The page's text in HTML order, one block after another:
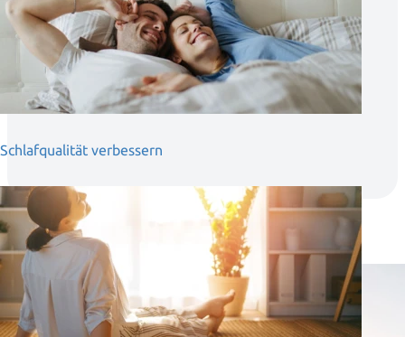
Schlafqualität verbessern
Eine gesunde Ernährung basiert auf hochwertigem
Wasser.